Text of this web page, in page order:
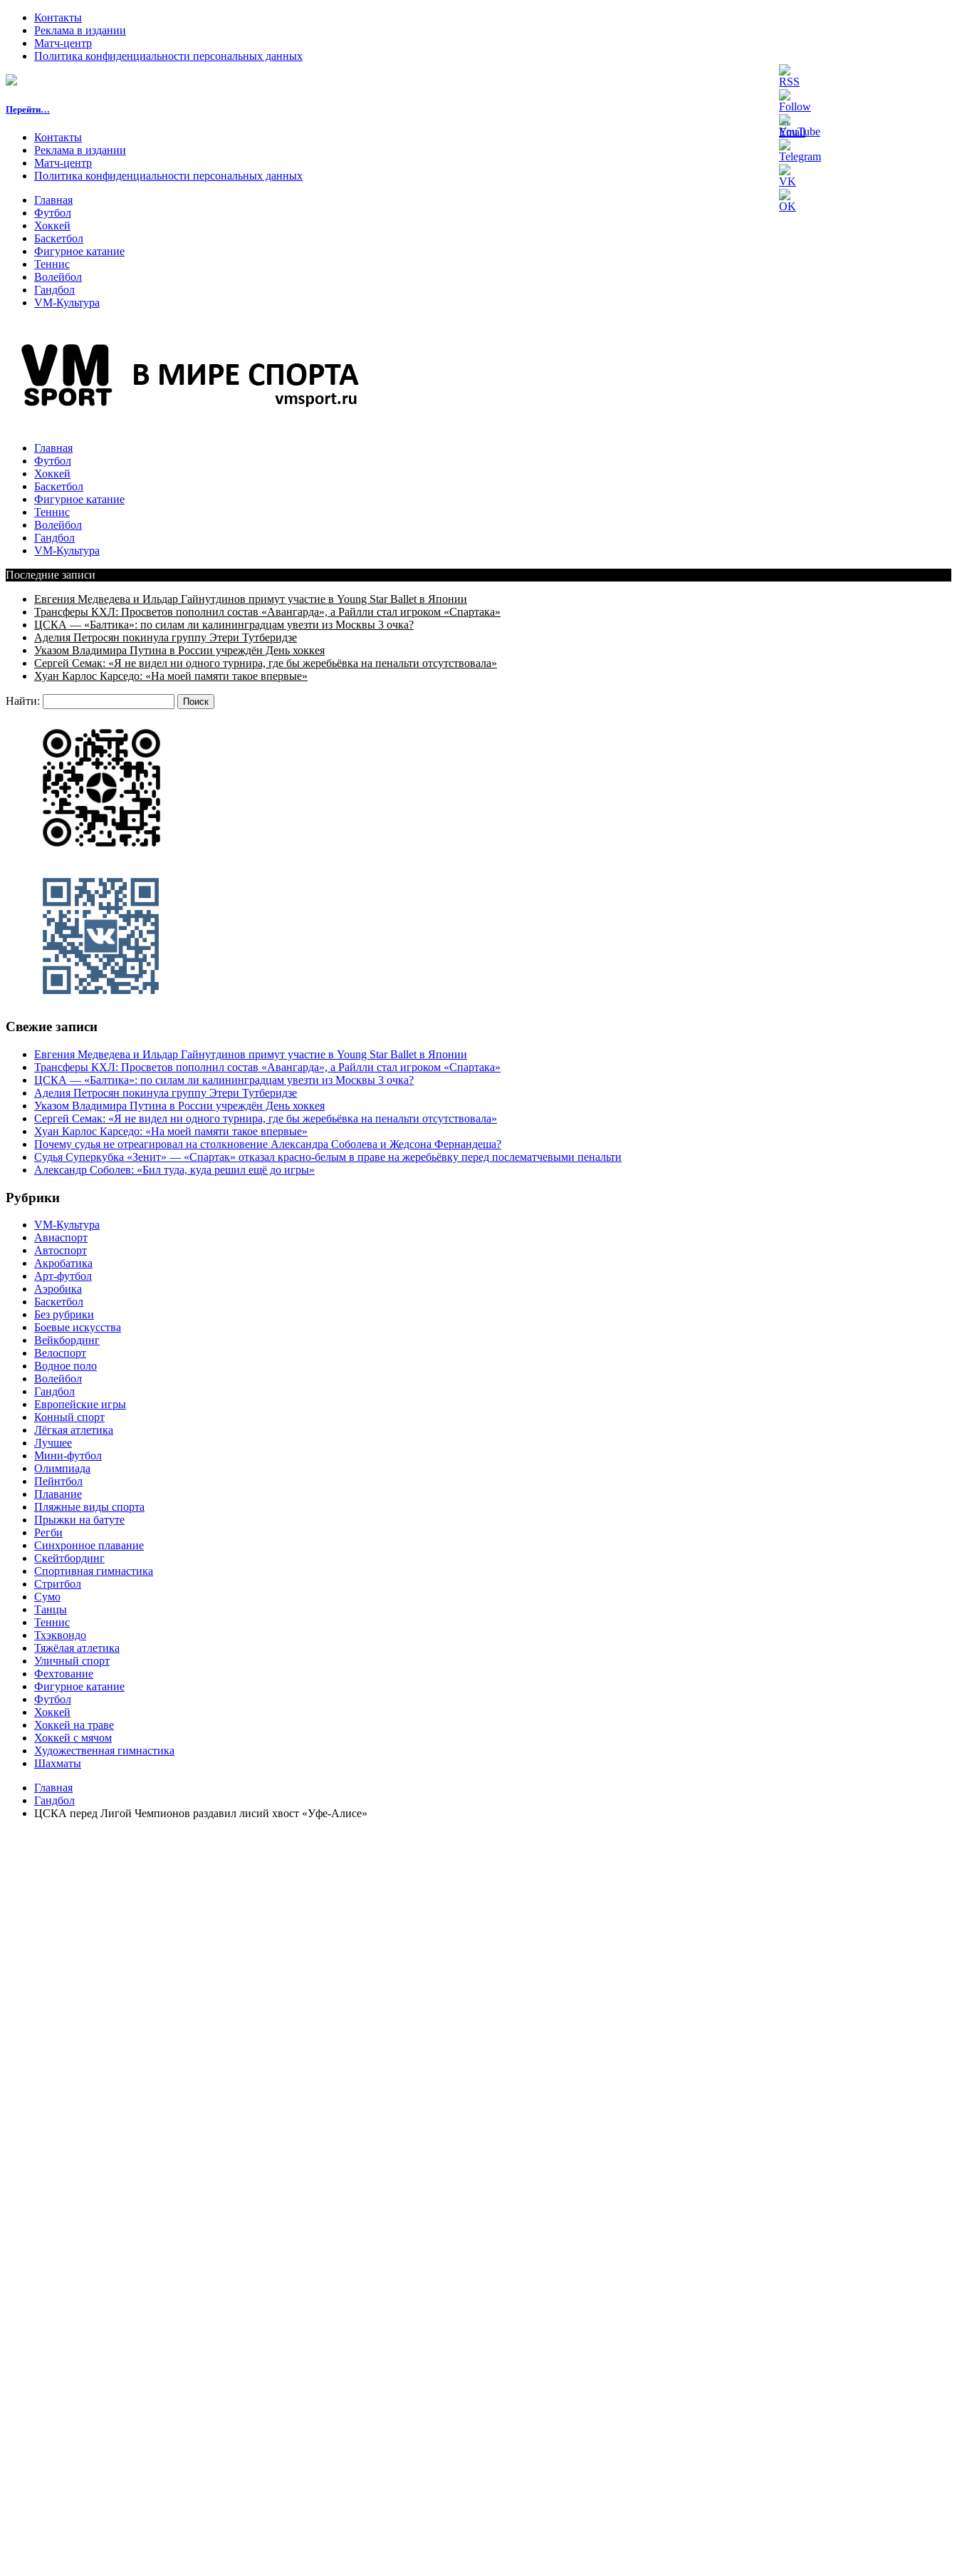
Контакты
Реклама в издании
Матч-центр
Политика конфиденциальности персональных данных
Перейти…
Контакты
Реклама в издании
Матч-центр
Политика конфиденциальности персональных данных
Главная
Футбол
Хоккей
Баскетбол
Фигурное катание
Теннис
Волейбол
Гандбол
VM-Культура
Главная
Футбол
Хоккей
Баскетбол
Фигурное катание
Теннис
Волейбол
Гандбол
VM-Культура
Последние записи
Евгения Медведева и Ильдар Гайнутдинов примут участие в Young Star Ballet в Японии
Трансферы КХЛ: Просветов пополнил состав «Авангарда», а Райлли стал игроком «Спартака»
ЦСКА — «Балтика»: по силам ли калининградцам увезти из Москвы 3 очка?
Аделия Петросян покинула группу Этери Тутберидзе
Указом Владимира Путина в России учреждён День хоккея
Сергей Семак: «Я не видел ни одного турнира, где бы жеребьёвка на пенальти отсутствовала»
Хуан Карлос Карседо: «На моей памяти такое впервые»
Найти:
Свежие записи
Евгения Медведева и Ильдар Гайнутдинов примут участие в Young Star Ballet в Японии
Трансферы КХЛ: Просветов пополнил состав «Авангарда», а Райлли стал игроком «Спартака»
ЦСКА — «Балтика»: по силам ли калининградцам увезти из Москвы 3 очка?
Аделия Петросян покинула группу Этери Тутберидзе
Указом Владимира Путина в России учреждён День хоккея
Сергей Семак: «Я не видел ни одного турнира, где бы жеребьёвка на пенальти отсутствовала»
Хуан Карлос Карседо: «На моей памяти такое впервые»
Почему судья не отреагировал на столкновение Александра Соболева и Жедсона Фернандеша?
Судья Суперкубка «Зенит» — «Спартак» отказал красно-белым в праве на жеребьёвку перед послематчевыми пенальти
Александр Соболев: «Бил туда, куда решил ещё до игры»
Рубрики
VM-Культура
Авиаспорт
Автоспорт
Акробатика
Арт-футбол
Аэробика
Баскетбол
Без рубрики
Боевые искусства
Вейкбординг
Велоспорт
Водное поло
Волейбол
Гандбол
Европейские игры
Конный спорт
Лёгкая атлетика
Лучшее
Мини-футбол
Олимпиада
Пейнтбол
Плавание
Пляжные виды спорта
Прыжки на батуте
Регби
Синхронное плавание
Скейтбординг
Спортивная гимнастика
Стритбол
Сумо
Танцы
Теннис
Тхэквондо
Тяжёлая атлетика
Уличный спорт
Фехтование
Фигурное катание
Футбол
Хоккей
Хоккей на траве
Хоккей с мячом
Художественная гимнастика
Шахматы
Главная
Гандбол
ЦСКА перед Лигой Чемпионов раздавил лисий хвост «Уфе-Алисе»